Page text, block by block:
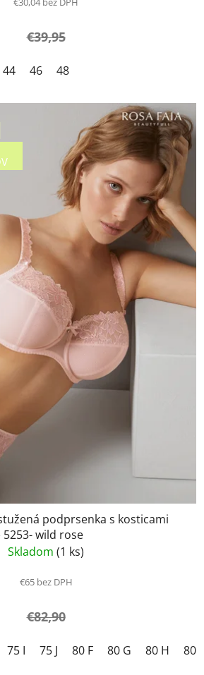
€39,95
44 46 48
podprsenka s kosticami
5253- wild rose
Skladom (1 ks)
€65 bez DPH
€82,90
75 I 75 J 80 F 80 G 80 H 80 I